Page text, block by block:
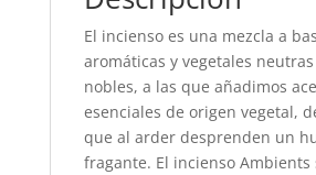
El incienso es una mezcla a
aromáticas y vegetales
nobles, a las que añadimos
esenciales de origen vegetal,
que al arder desprenden un
fragante. El incienso Ambients